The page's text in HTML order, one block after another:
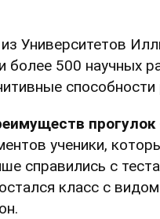
Университетов
более 500 научных
способности
ученики,
справились с
класс с